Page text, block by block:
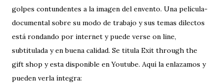
golpes contundentes a la imagen del envento. Una película-
documental sobre su modo de trabajo y sus temas dilectos
está rondando por internet y puede verse on line,
subtitulada y en buena calidad. Se titula Exit through the
gift shop y esta disponible en Youtube. Aquí la enlazamos y
pueden verla íntegra: